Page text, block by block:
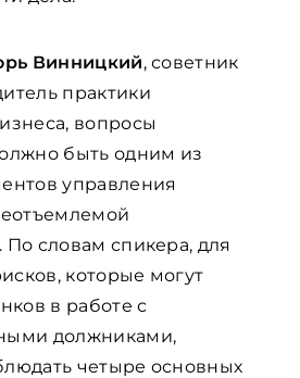
Винницкий, советник
практики
вопросы
быть одним из
управления
словам спикера, для
которые могут
в работе с
должниками,
четыре основных